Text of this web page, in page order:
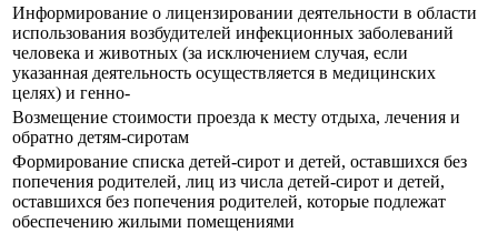
Информирование о лицензировании деятельности в области
использования возбудителей инфекционных заболеваний
человека и животных (за исключением случая, если
указанная деятельность осуществляется в медицинских
целях) и генно-
Возмещение стоимости проезда к месту отдыха, лечения и
обратно детям-сиротам
Формирование списка детей-сирот и детей, оставшихся без
попечения родителей, лиц из числа детей-сирот и детей,
оставшихся без попечения родителей, которые подлежат
обеспечению жилыми помещениями